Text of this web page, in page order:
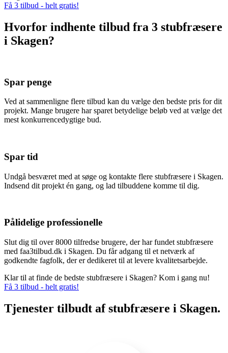
Få 3 tilbud - helt gratis!
Hvorfor indhente tilbud fra 3 stubfræsere
i Skagen?
Spar penge
Ved at sammenligne flere tilbud kan du vælge den bedste pris for dit
projekt. Mange brugere har sparet betydelige beløb ved at vælge det
mest konkurrencedygtige bud.
Spar tid
Undgå besværet med at søge og kontakte flere stubfræsere i Skagen.
Indsend dit projekt én gang, og lad tilbuddene komme til dig.
Pålidelige professionelle
Slut dig til over 8000 tilfredse brugere, der har fundet stubfræsere
med faa3tilbud.dk i Skagen. Du får adgang til et netværk af
godkendte fagfolk, der er dedikeret til at levere kvalitetsarbejde.
Klar til at finde de bedste stubfræsere i Skagen? Kom i gang nu!
Få 3 tilbud - helt gratis!
Tjenester tilbudt af stubfræsere i Skagen.